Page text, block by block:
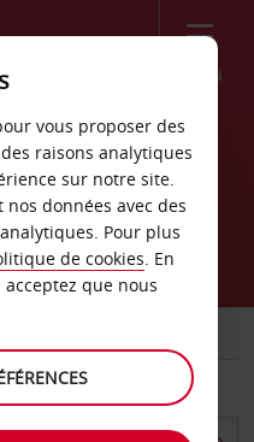
Menu
vous proposer des
raisons analytiques
sur notre site.
données avec des
Pour plus
de cookies. En
acceptez que nous